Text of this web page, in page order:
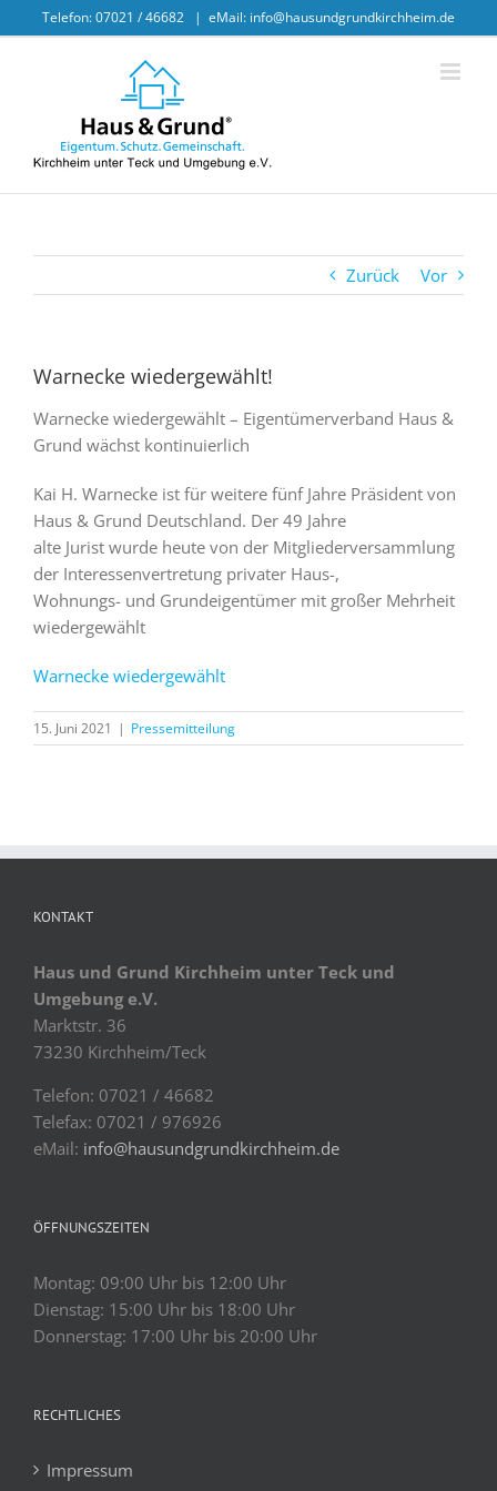
to
Telefon: 07021 / 46682 | eMail: info@hausundgrundkirchheim.de
Zurück Vor
Warnecke wiedergewählt!
Warnecke wiedergewählt – Eigentümerverband Haus &
Grund wächst kontinuierlich
Kai H. Warnecke ist für weitere fünf Jahre Präsident von
Haus & Grund Deutschland. Der 49 Jahre
alte Jurist wurde heute von der Mitgliederversammlung
der Interessenvertretung privater Haus-,
Wohnungs- und Grundeigentümer mit großer Mehrheit
wiedergewählt
Warnecke wiedergewählt
15. Juni 2021 | Pressemitteilung
KONTAKT
Haus und Grund Kirchheim unter Teck und
Umgebung e.V.
Marktstr. 36
73230 Kirchheim/Teck
Telefon: 07021 / 46682
Telefax: 07021 / 976926
eMail: info@hausundgrundkirchheim.de
ÖFFNUNGSZEITEN
Montag: 09:00 Uhr bis 12:00 Uhr
Dienstag: 15:00 Uhr bis 18:00 Uhr
Donnerstag: 17:00 Uhr bis 20:00 Uhr
RECHTLICHES
Impressum